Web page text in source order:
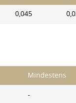
0,045
Mindestens
-